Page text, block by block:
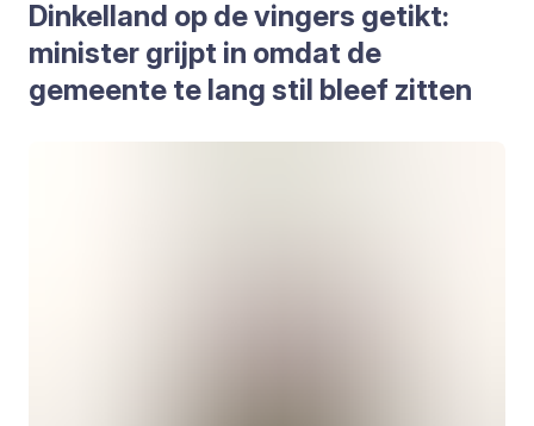
Din­kel­land op de vin­gers getikt:
minis­ter grijpt in omdat de
gemeen­te te lang stil bleef zit­ten